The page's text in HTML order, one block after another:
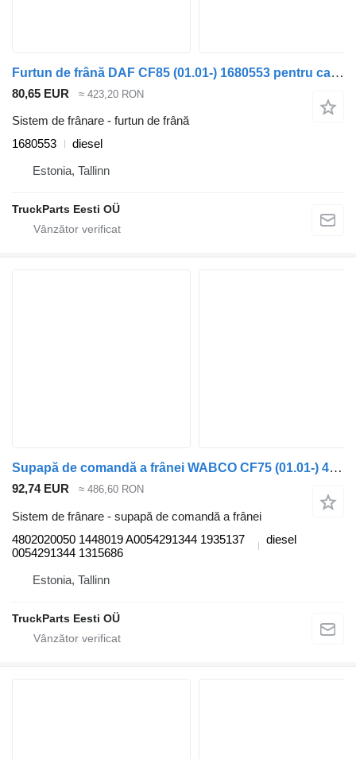
Furtun de frână DAF CF85 (01.01-) 1680553 pentru cap tractor DAF LF45, LF55, LF180, CF65, CF75, CF85 (2001-)
80,65 EUR ≈ 423,20 RON
Sistem de frânare - furtun de frână
1680553
diesel
Estonia, Tallinn
TruckParts Eesti OÜ
Supapă de comandă a frânei WABCO CF75 (01.01-) 4802020050 pentru cap tractor DAF LF45, LF55, LF180, CF65, CF75, CF85 (2001-)
92,74 EUR ≈ 486,60 RON
Sistem de frânare - supapă de comandă a frânei
4802020050 1448019 A0054291344 1935137
0054291344 1315686
diesel
Estonia, Tallinn
TruckParts Eesti OÜ